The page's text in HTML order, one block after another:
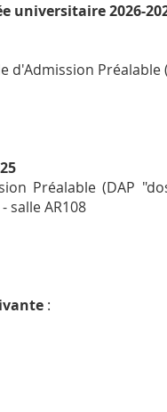
universitaire 2026-
d'Admission Préalable
Préalable (DAP
salle AR108
: